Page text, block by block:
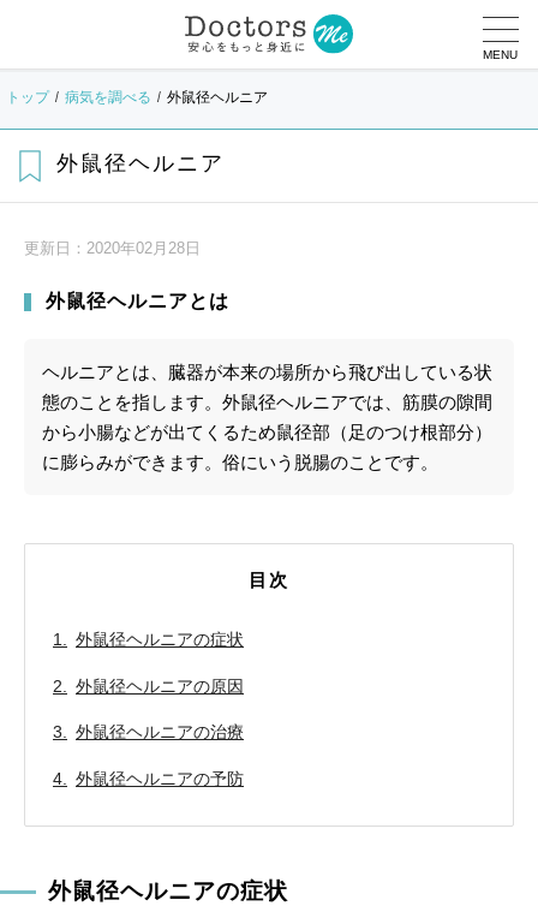
MENU
トップ 病気を調べる 外鼠径ヘルニア
外鼠径ヘルニア
更新日： 2020年02月28日
外鼠径ヘルニアとは
ヘルニアとは、臓器が本来の場所から飛び出している状
態のことを指します。外鼠径ヘルニアでは、筋膜の隙間
から小腸などが出てくるため鼠径部（足のつけ根部分）
に膨らみができます。俗にいう脱腸のことです。
目次
外鼠径ヘルニアの症状
外鼠径ヘルニアの原因
外鼠径ヘルニアの治療
外鼠径ヘルニアの予防
外鼠径ヘルニアの症状